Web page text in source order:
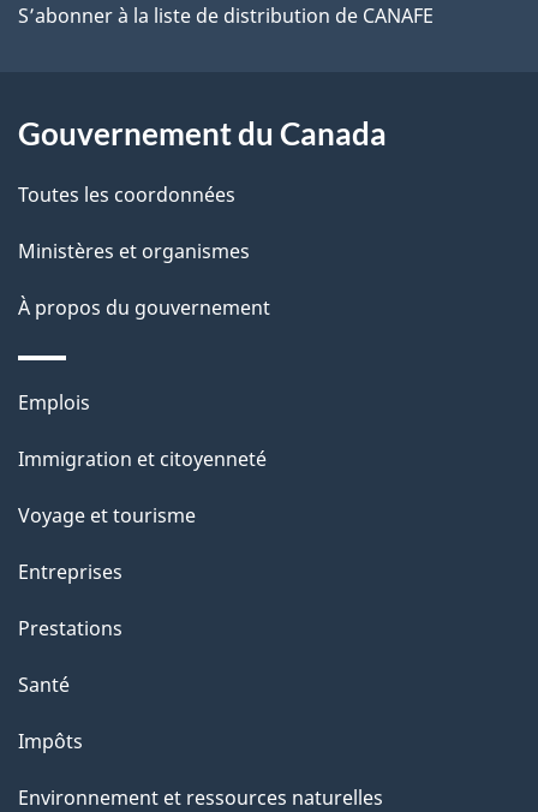
S’abonner à la liste de distribution de CANAFE
Gouvernement du Canada
Toutes les coordonnées
Ministères et organismes
À propos du gouvernement
Thèmes
sujets
Emplois
Immigration et citoyenneté
Voyage et tourisme
Entreprises
Prestations
Santé
Impôts
Environnement et ressources naturelles